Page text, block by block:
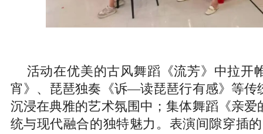
活动在优美的古风舞蹈《流芳》中拉开
宵》、琵琶独奏《诉—读琵琶行有感》等传
沉浸在典雅的艺术氛围中；集体舞蹈《亲爱
统与现代融合的独特魅力。表演间隙穿插